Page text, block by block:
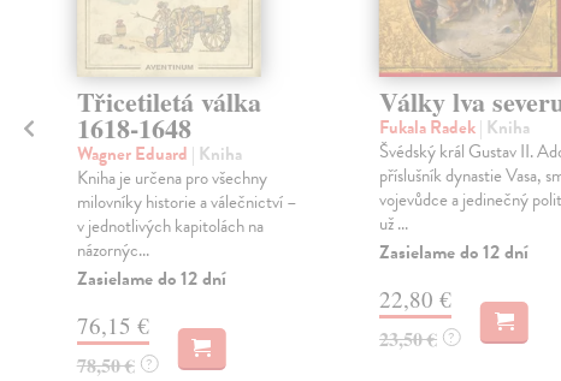
Třicetiletá válka
1618-1648
Wagner Eduard | Kniha
Kniha je určena pro všechny
milovníky historie a válečnictví –
v jednotlivých kapitolách na
názornýc...
Zasielame do 12 dní
76,15 €
78,50 € ?
Války lva
Fukala Radek| Kniha
Švédský král Gustav II.
příslušník dynastie Vasa,
vojevůdce a jedinečný
už ...
Zasielame do 12 dní
22,80 €
23,50 € ?